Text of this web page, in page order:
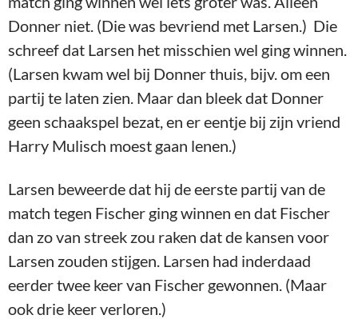
Donner niet. (Die was bevriend met Larsen.) Die
schreef dat Larsen het misschien wel ging winnen.
(Larsen kwam wel bij Donner thuis, bijv. om een
partij te laten zien. Maar dan bleek dat Donner
geen schaakspel bezat, en er eentje bij zijn vriend
Harry Mulisch moest gaan lenen.)
Larsen beweerde dat hij de eerste partij van de
match tegen Fischer ging winnen en dat Fischer
dan zo van streek zou raken dat de kansen voor
Larsen zouden stijgen. Larsen had inderdaad
eerder twee keer van Fischer gewonnen. (Maar
ook drie keer verloren.)